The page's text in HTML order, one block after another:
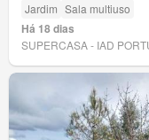
Jardim Sala multiuso
Há 18 dias
SUPERCASA - IAD